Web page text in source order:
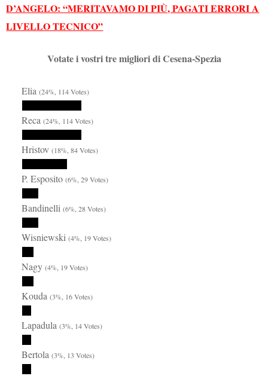
D’ANGELO: “MERITAVAMO DI PIÙ, PAGATI ERRORI A
LIVELLO TECNICO”
Votate i vostri tre migliori di Cesena-Spezia
Elia(24%, 114 Votes)
Reca(24%, 114 Votes)
Hristov(18%, 84 Votes)
P. Esposito(6%, 29 Votes)
Bandinelli(6%, 28 Votes)
Wisniewski(4%, 19 Votes)
Nagy(4%, 19 Votes)
Kouda(3%, 16 Votes)
Lapadula(3%, 14 Votes)
Bertola(3%, 13 Votes)